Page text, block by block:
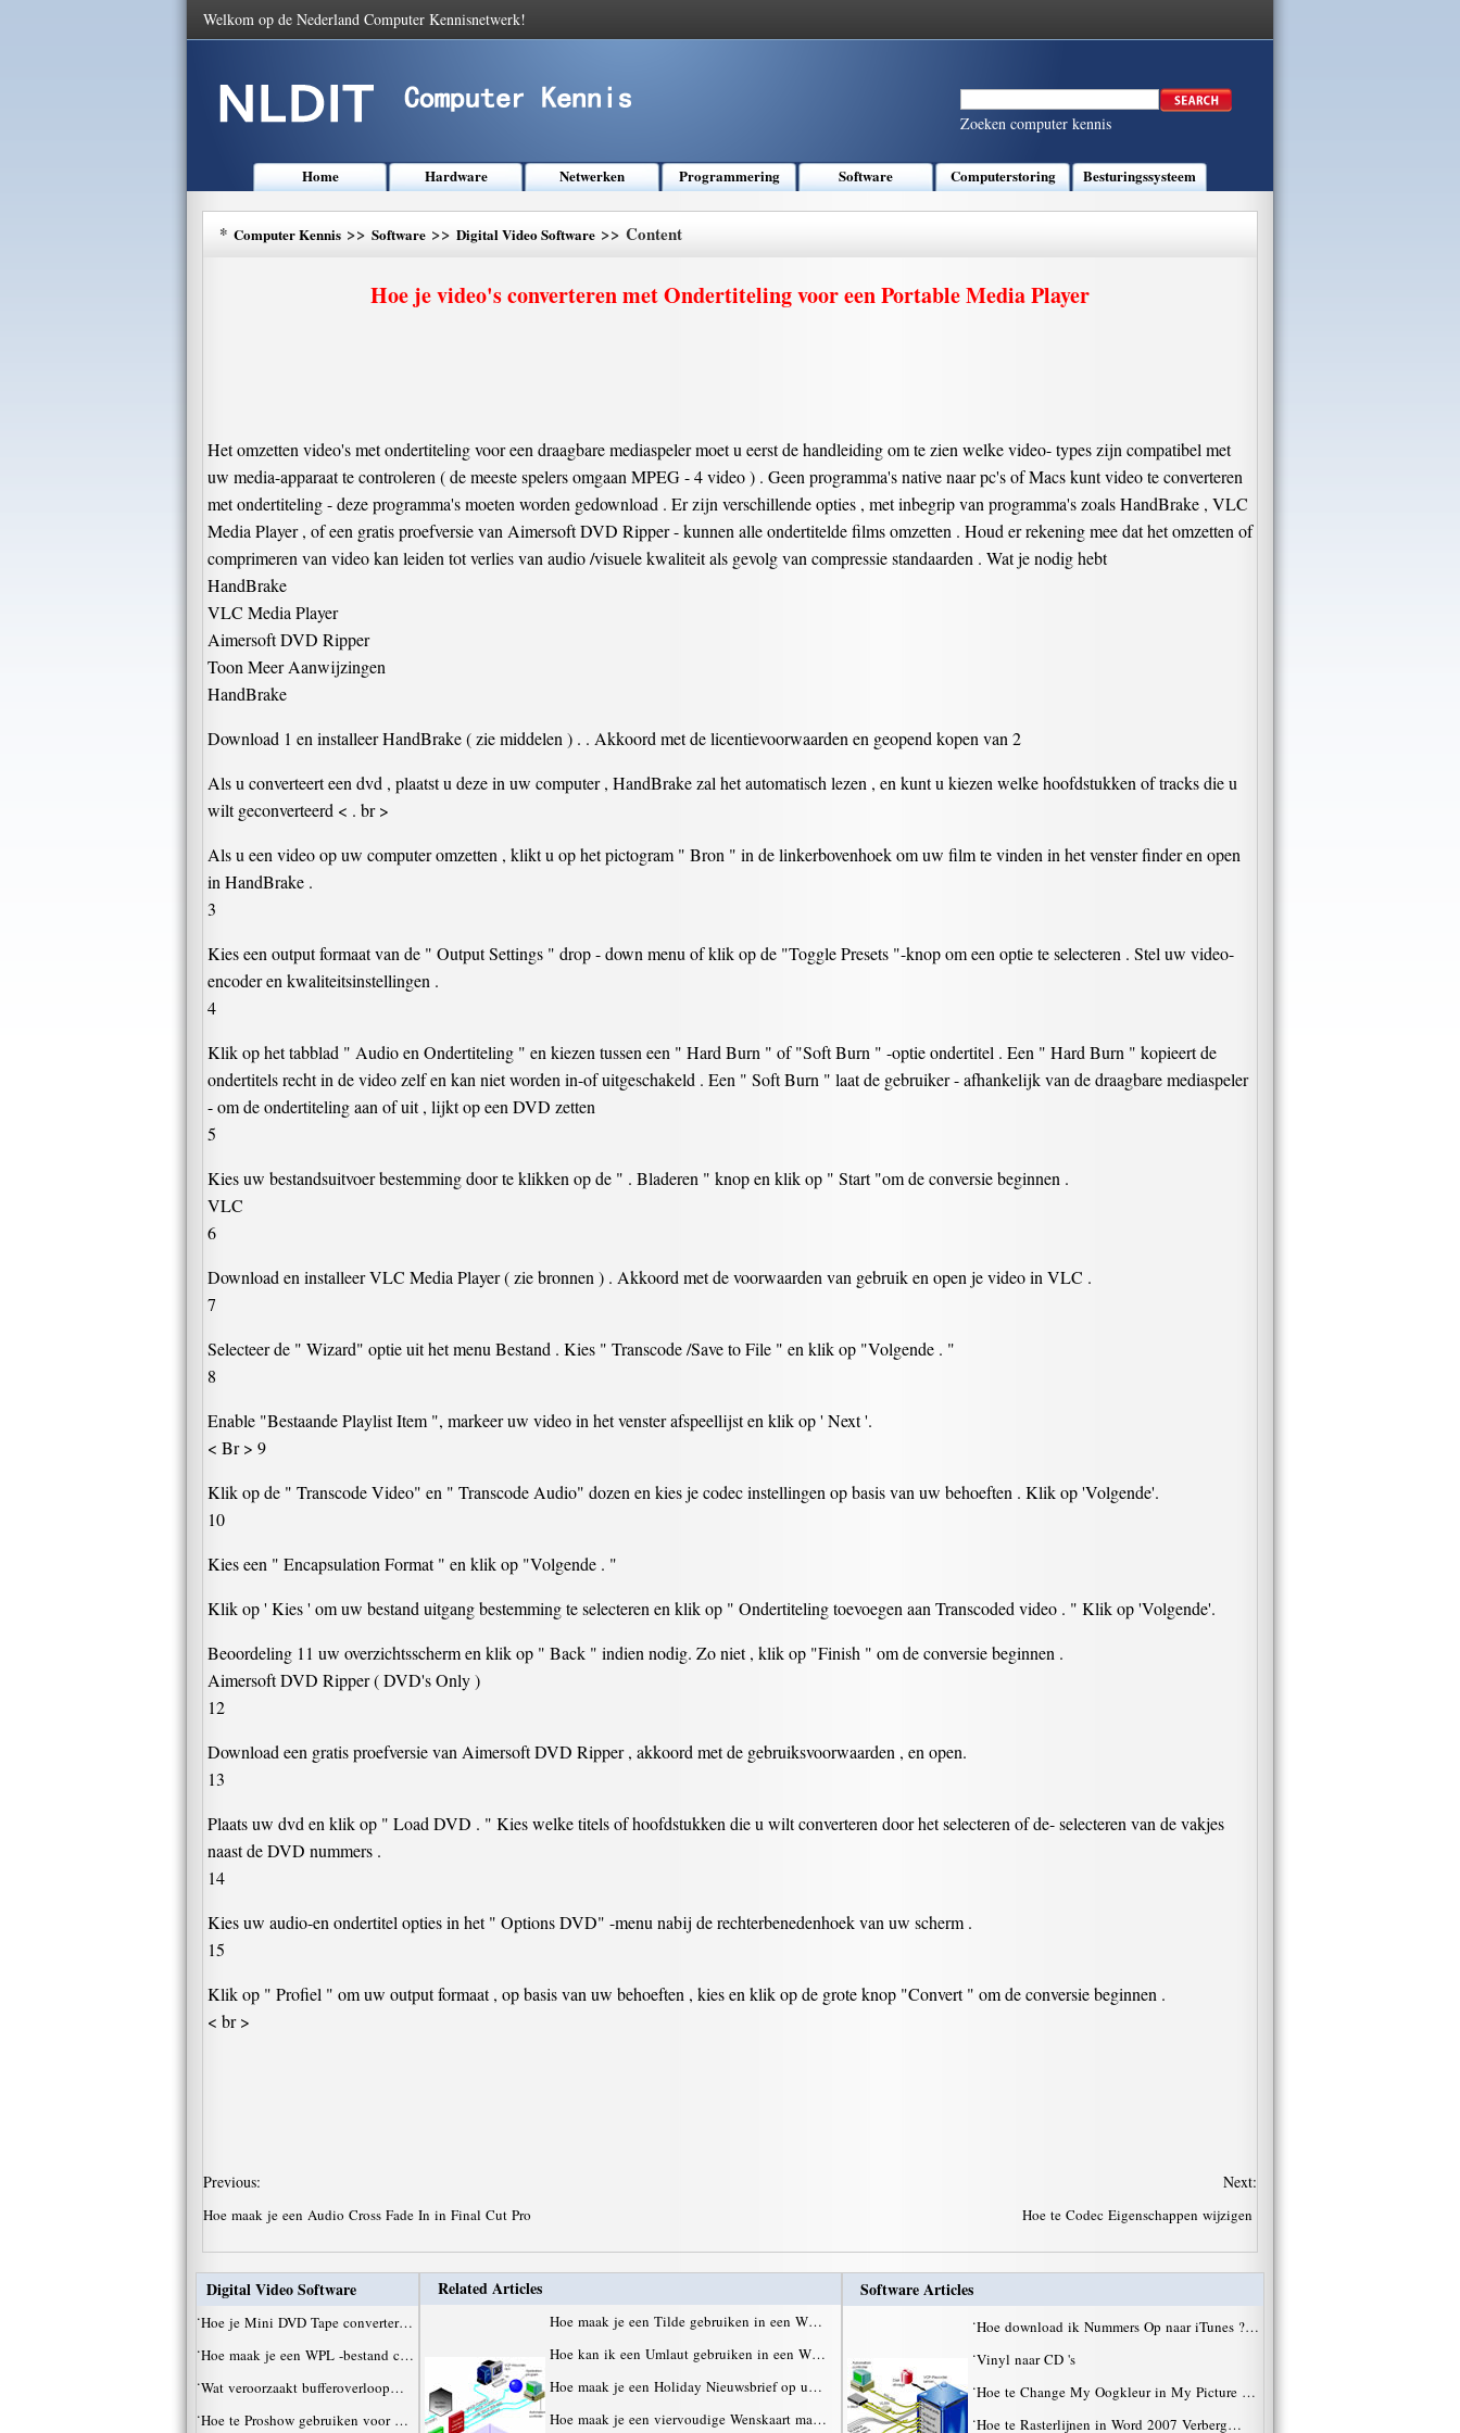
Welkom op de Nederland Computer Kennisnetwerk!
Zoeken computer kennis
Home Hardware Netwerken Programmering Software Computerstoring Besturingssysteem
* Computer Kennis >> Software >> Digital Video Software >> Content
Hoe je video's converteren met Ondertiteling voor een Portable Media Player
Het omzetten video's met ondertiteling voor een draagbare mediaspeler moet u eerst de handleiding om te zien welke video- types zijn compatibel met
uw media-apparaat te controleren ( de meeste spelers omgaan MPEG - 4 video ) . Geen programma's native naar pc's of Macs kunt video te converteren
met ondertiteling - deze programma's moeten worden gedownload . Er zijn verschillende opties , met inbegrip van programma's zoals HandBrake , VLC
Media Player , of een gratis proefversie van Aimersoft DVD Ripper - kunnen alle ondertitelde films omzetten . Houd er rekening mee dat het omzetten of
comprimeren van video kan leiden tot verlies van audio /visuele kwaliteit als gevolg van compressie standaarden . Wat je nodig hebt
HandBrake
VLC Media Player
Aimersoft DVD Ripper
Toon Meer Aanwijzingen
HandBrake
Download 1 en installeer HandBrake ( zie middelen ) . . Akkoord met de licentievoorwaarden en geopend kopen van 2
Als u converteert een dvd , plaatst u deze in uw computer , HandBrake zal het automatisch lezen , en kunt u kiezen welke hoofdstukken of tracks die u
wilt geconverteerd < . br >
Als u een video op uw computer omzetten , klikt u op het pictogram " Bron " in de linkerbovenhoek om uw film te vinden in het venster finder en open
in HandBrake .
3
Kies een output formaat van de " Output Settings " drop - down menu of klik op de "Toggle Presets "-knop om een ​​optie te selecteren . Stel uw video-
encoder en kwaliteitsinstellingen .
4
Klik op het tabblad " Audio en Ondertiteling " en kiezen tussen een " Hard Burn " of "Soft Burn " -optie ondertitel . Een " Hard Burn " kopieert de
ondertitels recht in de video zelf en kan niet worden in-of uitgeschakeld . Een " Soft Burn " laat de gebruiker - afhankelijk van de draagbare mediaspeler
- om de ondertiteling aan of uit , lijkt op een DVD zetten
5
Kies uw bestandsuitvoer bestemming door te klikken op de " . Bladeren " knop en klik op " Start "om de conversie beginnen .
VLC
6
Download en installeer VLC Media Player ( zie bronnen ) . Akkoord met de voorwaarden van gebruik en open je video in VLC .
7
Selecteer de " Wizard" optie uit het menu Bestand . Kies " Transcode /Save to File " en klik op "Volgende . "
8
Enable "Bestaande Playlist Item ", markeer uw video in het venster afspeellijst en klik op ' Next '.
< Br > 9
Klik op de " Transcode Video" en " Transcode Audio" dozen en kies je codec instellingen op basis van uw behoeften . Klik op 'Volgende'.
10
Kies een " Encapsulation Format " en klik op "Volgende . "
Klik op ' Kies ' om uw bestand uitgang bestemming te selecteren en klik op " Ondertiteling toevoegen aan Transcoded video . " Klik op 'Volgende'.
Beoordeling 11 uw overzichtsscherm en klik op " Back " indien nodig. Zo niet , klik op "Finish " om de conversie beginnen .
Aimersoft DVD Ripper ( DVD's Only )
12
Download een gratis proefversie van Aimersoft DVD Ripper , akkoord met de gebruiksvoorwaarden , en open.
13
Plaats uw dvd en klik op " Load DVD . " Kies welke titels of hoofdstukken die u wilt converteren door het selecteren of de- selecteren van de vakjes
naast de DVD nummers .
14
Kies uw audio-en ondertitel opties in het " Options DVD" -menu nabij de rechterbenedenhoek van uw scherm .
15
Klik op " Profiel " om uw output formaat , op basis van uw behoeften , kies en klik op de grote knop "Convert " om de conversie beginnen .
< br >
Previous:
Hoe maak je een Audio Cross Fade In in Final Cut Pro
Next:
Hoe te Codec Eigenschappen wijzigen
Digital Video Software
·Hoe je Mini DVD Tape converter…
·Hoe maak je een WPL -bestand c…
·Wat veroorzaakt bufferoverloop…
·Hoe te Proshow gebruiken voor …
Related Articles
Hoe maak je een Tilde gebruiken in een W…
Hoe kan ik een Umlaut gebruiken in een W…
Hoe maak je een Holiday Nieuwsbrief op u…
Hoe maak je een viervoudige Wenskaart ma…
Software Articles
·Hoe download ik Nummers Op naar iTunes ?…
·Vinyl naar CD 's
·Hoe te Change My Oogkleur in My Picture …
·Hoe te Rasterlijnen in Word 2007 Verberg…